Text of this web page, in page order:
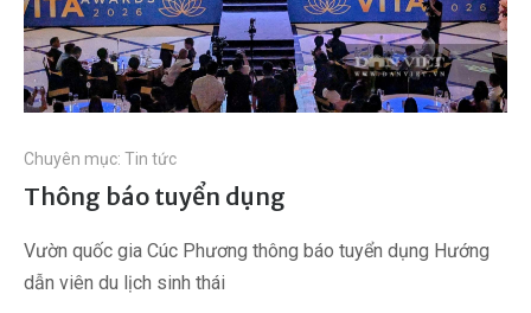
Chuyên mục: Tin tức
Thông báo tuyển dụng
Vườn quốc gia Cúc Phương thông báo tuyển dụng Hướng
dẫn viên du lịch sinh thái